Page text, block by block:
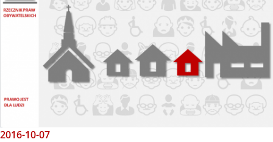
2016-10-07